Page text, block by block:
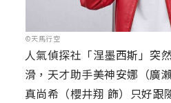
©天馬行空
人氣偵探社「涅墨西斯」突
滑，天才助手美神安娜（廣
真尚希（櫻井翔 飾）只好跟